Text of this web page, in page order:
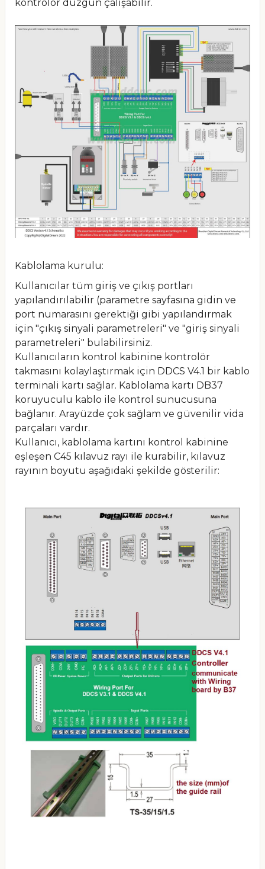
kontrolör düzgün çalışabilir.
Kablolama kurulu:
Kullanıcılar tüm giriş ve çıkış portları
yapılandırılabilir (parametre sayfasına gidin ve
port numarasını gerektiği gibi yapılandırmak
için "çıkış sinyali parametreleri" ve "giriş sinyali
parametreleri" bulabilirsiniz.
Kullanıcıların kontrol kabinine kontrolör
takmasını kolaylaştırmak için DDCS V4.1 bir kablo
terminali kartı sağlar. Kablolama kartı DB37
koruyuculu kablo ile kontrol sunucusuna
bağlanır. Arayüzde çok sağlam ve güvenilir vida
parçaları vardır.
Kullanıcı, kablolama kartını kontrol kabinine
eşleşen C45 kılavuz rayı ile kurabilir, kılavuz
rayının boyutu aşağıdaki şekilde gösterilir: